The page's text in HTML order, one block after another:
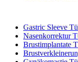
Gastric Sleeve
Nasenkorrektur
Brustimplantate